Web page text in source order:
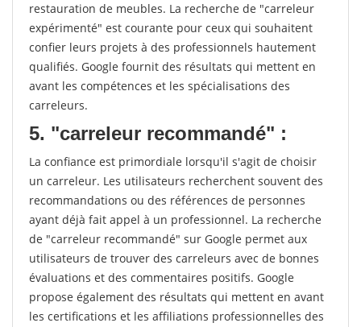
restauration de meubles. La recherche de "carreleur
expérimenté" est courante pour ceux qui souhaitent
confier leurs projets à des professionnels hautement
qualifiés. Google fournit des résultats qui mettent en
avant les compétences et les spécialisations des
carreleurs.
5. "carreleur recommandé" :
La confiance est primordiale lorsqu'il s'agit de choisir
un carreleur. Les utilisateurs recherchent souvent des
recommandations ou des références de personnes
ayant déjà fait appel à un professionnel. La recherche
de "carreleur recommandé" sur Google permet aux
utilisateurs de trouver des carreleurs avec de bonnes
évaluations et des commentaires positifs. Google
propose également des résultats qui mettent en avant
les certifications et les affiliations professionnelles des